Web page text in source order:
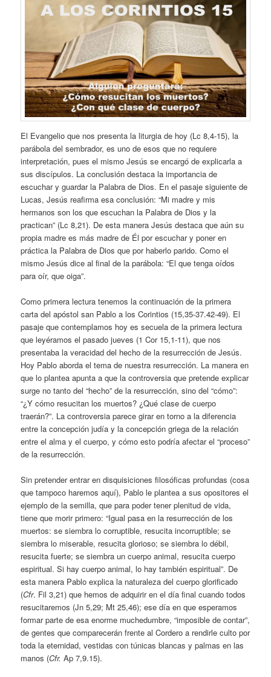
El Evangelio que nos presenta la liturgia de hoy (Lc 8,4-15), la
parábola del sembrador, es uno de esos que no requiere
interpretación, pues el mismo Jesús se encargó de explicarla a
sus discípulos. La conclusión destaca la importancia de
escuchar y guardar la Palabra de Dios. En el pasaje siguiente de
Lucas, Jesús reafirma esa conclusión: “Mi madre y mis
hermanos son los que escuchan la Palabra de Dios y la
practican” (Lc 8,21). De esta manera Jesús destaca que aún su
propia madre es más madre de Él por escuchar y poner en
práctica la Palabra de Dios que por haberlo parido. Como el
mismo Jesús dice al final de la parábola: “El que tenga oídos
para oír, que oiga”.
Como primera lectura tenemos la continuación de la primera
carta del apóstol san Pablo a los Corintios (15,35-37.42-49). El
pasaje que contemplamos hoy es secuela de la primera lectura
que leyéramos el pasado jueves (1 Cor 15,1-11), que nos
presentaba la veracidad del hecho de la resurrección de Jesús.
Hoy Pablo aborda el tema de nuestra resurrección. La manera en
que lo plantea apunta a que la controversia que pretende explicar
surge no tanto del “hecho” de la resurrección, sino del “cómo”:
“¿Y cómo resucitan los muertos? ¿Qué clase de cuerpo
traerán?”. La controversia parece girar en torno a la diferencia
entre la concepción judía y la concepción griega de la relación
entre el alma y el cuerpo, y cómo esto podría afectar el “proceso”
de la resurrección.
Sin pretender entrar en disquisiciones filosóficas profundas (cosa
que tampoco haremos aquí), Pablo le plantea a sus opositores el
ejemplo de la semilla, que para poder tener plenitud de vida,
tiene que morir primero: “Igual pasa en la resurrección de los
muertos: se siembra lo corruptible, resucita incorruptible; se
siembra lo miserable, resucita glorioso; se siembra lo débil,
resucita fuerte; se siembra un cuerpo animal, resucita cuerpo
espiritual. Si hay cuerpo animal, lo hay también espiritual”. De
esta manera Pablo explica la naturaleza del cuerpo glorificado
(Cfr. Fil 3,21) que hemos de adquirir en el día final cuando todos
resucitaremos (Jn 5,29; Mt 25,46); ese día en que esperamos
formar parte de esa enorme muchedumbre, “imposible de contar”,
de gentes que comparecerán frente al Cordero a rendirle culto por
toda la eternidad, vestidas con túnicas blancas y palmas en las
manos (Cfr.Ap 7,9.15).